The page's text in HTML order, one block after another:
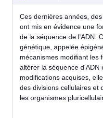
Ces dernières années,
ont mis en évidence une
de la séquence de l'ADN.
génétique, appelée
mécanismes modifiant les
altérer la séquence d'ADN
modifications acquises,
des divisions cellulaires et
les organismes